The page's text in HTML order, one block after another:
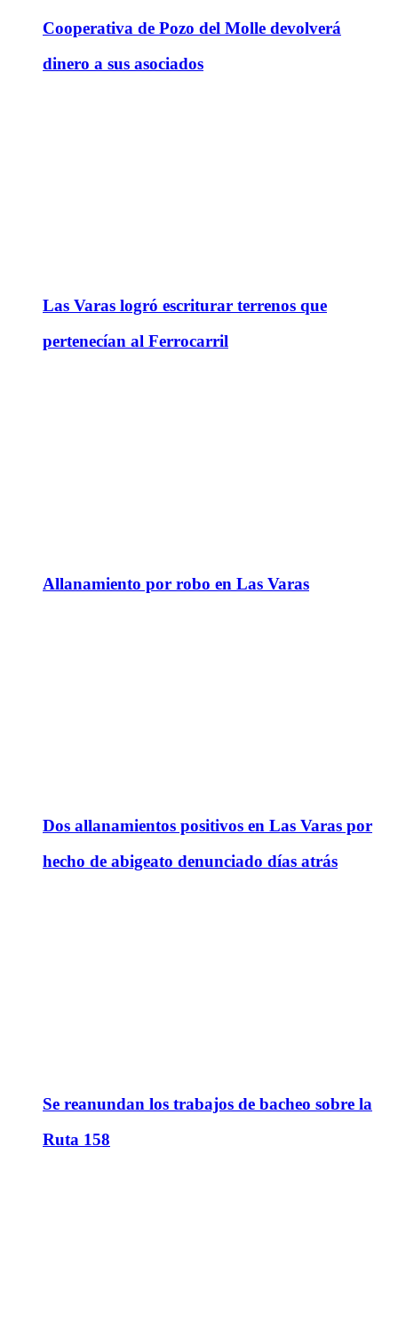
Cooperativa de Pozo del Molle devolverá
dinero a sus asociados
Las Varas logró escriturar terrenos que
pertenecían al Ferrocarril
Allanamiento por robo en Las Varas
Dos allanamientos positivos en Las Varas por
hecho de abigeato denunciado días atrás
Se reanundan los trabajos de bacheo sobre la
Ruta 158